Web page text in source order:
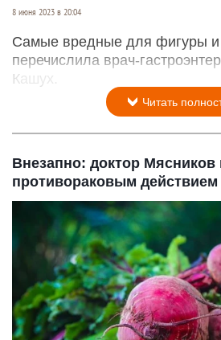
8 июня 2023 в 20:04
Самые вредные для фигуры и
перечислила врач-
Кашух.
Читать
Внезапно: доктор Мясников
противораковым действием